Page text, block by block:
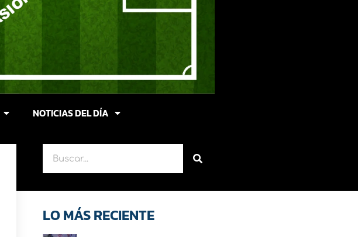
NOTICIAS DEL DÍA
LO MÁS RECIENTE